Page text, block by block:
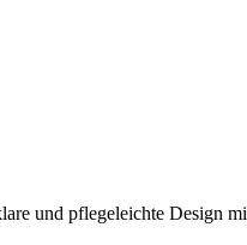
und pflegeleichte Design